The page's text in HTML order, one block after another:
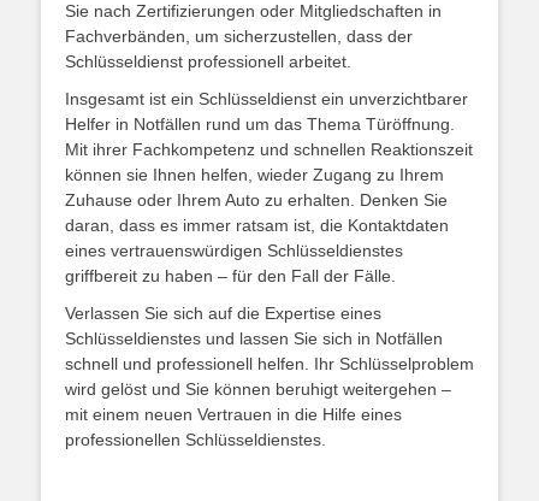
Sie nach Zertifizierungen oder Mitgliedschaften in
Fachverbänden, um sicherzustellen, dass der
Schlüsseldienst professionell arbeitet.
Insgesamt ist ein Schlüsseldienst ein unverzichtbarer
Helfer in Notfällen rund um das Thema Türöffnung.
Mit ihrer Fachkompetenz und schnellen Reaktionszeit
können sie Ihnen helfen, wieder Zugang zu Ihrem
Zuhause oder Ihrem Auto zu erhalten. Denken Sie
daran, dass es immer ratsam ist, die Kontaktdaten
eines vertrauenswürdigen Schlüsseldienstes
griffbereit zu haben – für den Fall der Fälle.
Verlassen Sie sich auf die Expertise eines
Schlüsseldienstes und lassen Sie sich in Notfällen
schnell und professionell helfen. Ihr Schlüsselproblem
wird gelöst und Sie können beruhigt weitergehen –
mit einem neuen Vertrauen in die Hilfe eines
professionellen Schlüsseldienstes.